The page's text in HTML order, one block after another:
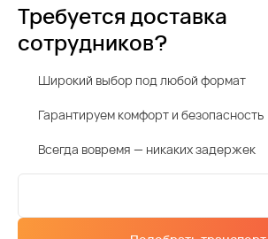
Требуется доставка
сотрудников?
Широкий выбор под любой формат
Гарантируем комфорт и безопасность
Всегда вовремя — никаких задержек